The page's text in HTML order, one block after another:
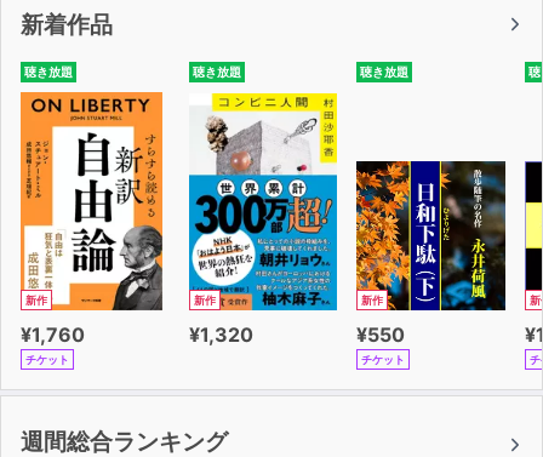
新着作品
聴き放題
新作
¥1,760
チケット
聴き放題
新作
¥1,320
聴き放題
新作
¥550
チケット
聴
新
チ
週間総合ランキング